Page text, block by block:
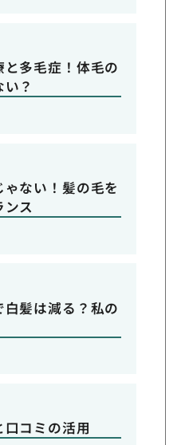
多毛症！体毛の
？
ない！髪の毛を
ス
髪は減る？私の
コミの活用